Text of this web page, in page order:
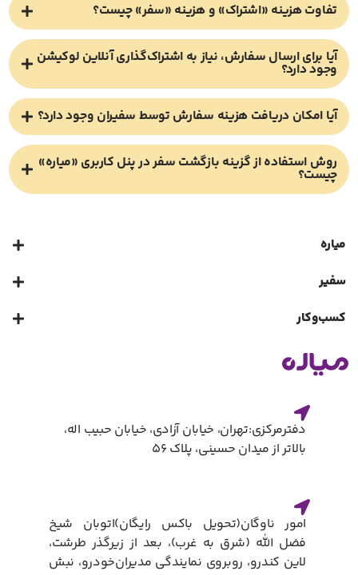
تفاوت ھزینه «اشتراک» و هزینه «سفر» چیست؟
آیا برای ارسال سفارش، نیاز به اشتراک‌گذاری آنلاین لوکیشن
وجود دارد؟
آیا امکان دریافت هزینه سفارش توسط سفیران وجود دارد؟
روش استفاده از گزینه بازگشت سفر در پنل کاربری «میاره»
چیست؟
میاره
سفیر
کسب‌و‌کار
دفترمرکزی:تهران، خیابان آزادی، خیابان حبیب اله،
بالاتر از میدان حسینی، پلاک ۵۶
امور ناوگان(تحویل باکس رایگان)​اتوبان شیخ
فضل الله (شرق به غرب)، بعد از زیرگذر طرشت،
لاین کندرو، روبروی نمایندگی مدیران‌خودرو، نبش